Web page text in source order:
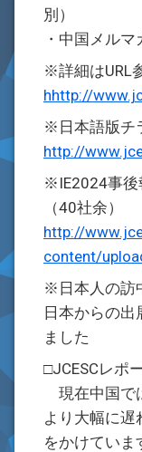
別）
・中国メル
※詳細はURL
hhttp://
※日本語版チ
http://
※IE2024事後
（40社余）
http://
content/
※日本人の訪
日本からの
ました
□JCESCレポ
現在中国で
より大幅に遅
をかけていま